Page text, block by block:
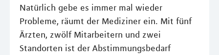
Natürlich gebe es immer mal wieder
Probleme, räumt der Mediziner ein. Mit fünf
Ärzten, zwölf Mitarbeitern und zwei
Standorten ist der Abstimmungsbedarf